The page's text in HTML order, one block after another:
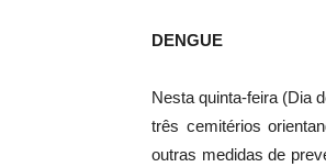
DENGUE
Nesta quinta-feira (Dia
três cemitérios
outras medidas de